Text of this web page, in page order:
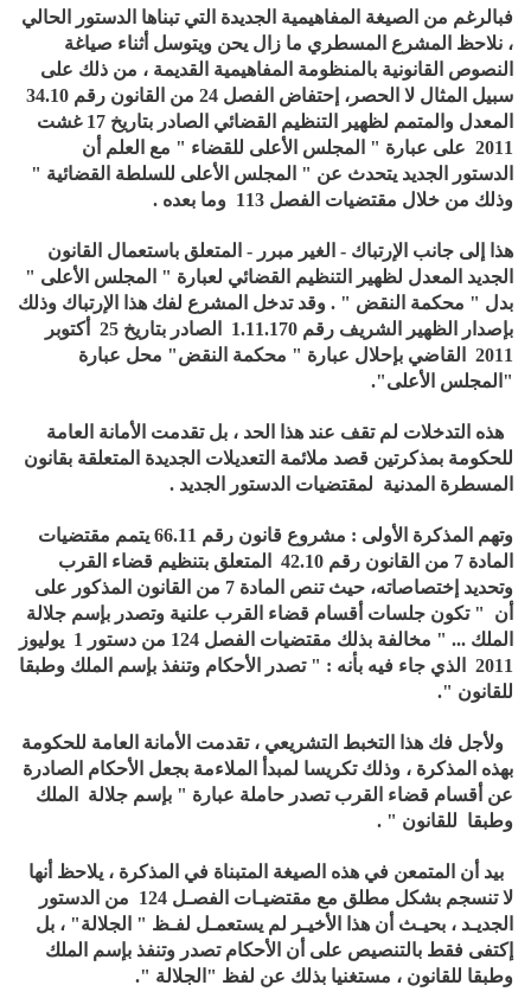
فبالرغم من الصيغة المفاهيمية الجديدة التي تبناها الدستور الحالي
، نلاحظ المشرع المسطري ما زال يحن ويتوسل أثناء صياغة
النصوص القانونية بالمنظومة المفاهيمية القديمة ، من ذلك على
سبيل المثال لا الحصر، إحتفاض الفصل 24 من القانون رقم 34.10
المعدل والمتمم لظهير التنظيم القضائي الصادر بتاريخ 17 غشت
2011 على عبارة " المجلس الأعلى للقضاء " مع العلم أن
الدستور الجديد يتحدث عن " المجلس الأعلى للسلطة القضائية "
وذلك من خلال مقتضيات الفصل 113 وما بعده .
هذا إلى جانب الإرتباك - الغير مبرر - المتعلق باستعمال القانون
الجديد المعدل لظهير التنظيم القضائي لعبارة " المجلس الأعلى "
بدل " محكمة النقض " . وقد تدخل المشرع لفك هذا الإرتباك وذلك
بإصدار الظهير الشريف رقم 1.11.170 الصادر بتاريخ 25 أكتوبر
2011 القاضي بإحلال عبارة " محكمة النقض" محل عبارة
"المجلس الأعلى".
هذه التدخلات لم تقف عند هذا الحد ، بل تقدمت الأمانة العامة
للحكومة بمذكرتين قصد ملائمة التعديلات الجديدة المتعلقة بقانون
المسطرة المدنية لمقتضيات الدستور الجديد .
وتهم المذكرة الأولى : مشروع قانون رقم 66.11 يتمم مقتضيات
المادة 7 من القانون رقم 42.10 المتعلق بتنظيم قضاء القرب
وتحديد إختصاصاته، حيث تنص المادة 7 من القانون المذكور على
أن " تكون جلسات أقسام قضاء القرب علنية وتصدر بإسم جلالة
الملك ... " مخالفة بذلك مقتضيات الفصل 124 من دستور 1 يوليوز
2011 الذي جاء فيه بأنه : " تصدر الأحكام وتنفذ بإسم الملك وطبقا
للقانون ".
ولأجل فك هذا التخبط التشريعي ، تقدمت الأمانة العامة للحكومة
بهذه المذكرة ، وذلك تكريسا لمبدأ الملاءمة بجعل الأحكام الصادرة
عن أقسام قضاء القرب تصدر حاملة عبارة " بإسم جلالة الملك
وطبقا للقانون " .
بيد أن المتمعن في هذه الصيغة المتبناة في المذكرة ، يلاحظ أنها
لا تنسجم بشكل مطلق مع مقتضيـات الفصـل 124 من الدستور
الجديـد ، بحيـث أن هذا الأخيـر لم يستعمـل لفـظ " الجلالة" ، بل
إكتفى فقط بالتنصيص على أن الأحكام تصدر وتنفذ بإسم الملك
وطبقا للقانون ، مستغنيا بذلك عن لفظ "الجلالة ".